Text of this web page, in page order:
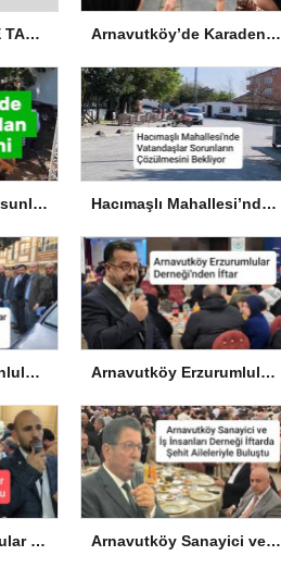
ARNAVUTKÖY İLÇE TARIM VE ORMAN MÜDÜRLÜĞÜ’NDEN İLANEN TEBLİGAT Arnavutköy’de Karadeniz Esintisi: Ordu ve Giresun Kültürü Memleket Günleri’nde Buluştu
Arnavutköy’de Giresunlulardan Piknik Şöleni Hacımaşlı Mahallesi’nde Vatandaşlar Sorunların Çözülmesini Bekliyor
Arnavutköy Samsunlular Derneği’nde Yeniden Ümit Süme Dönemi Arnavutköy Erzurumlular Derneği’nden İftar
Hadımköy Giresunlular Derneği İftarda Buluştu Arnavutköy Sanayici ve İş İnsanları Derneği İftarda Şehit Aileleriyle Buluştu